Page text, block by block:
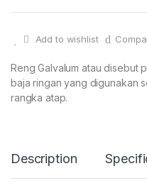
Add to wishlist
Reng Galvalum atau disebut
baja ringan yang digunakan
rangka atap.
Description